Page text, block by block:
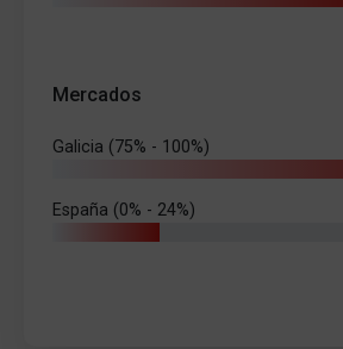
Mercados
Galicia (75% - 100%)
España (0% - 24%)